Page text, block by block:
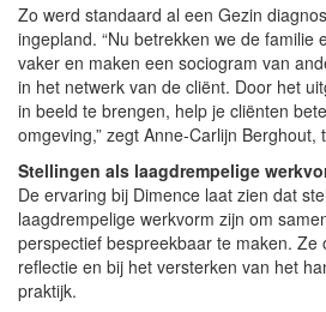
Zo werd standaard al een Gezin
ingepland. “Nu betrekken we de familie
vaker en maken een sociogram van
in het netwerk van de cliënt. Door het
in beeld te brengen, help je cliënten
omgeving,” zegt Anne-Carlijn Berghout,
Stellingen als laagdrempelige
De ervaring bij Dimence laat zien dat
laagdrempelige werkvorm zijn om
perspectief bespreekbaar te maken. Ze
reflectie en bij het versterken van het
praktijk.